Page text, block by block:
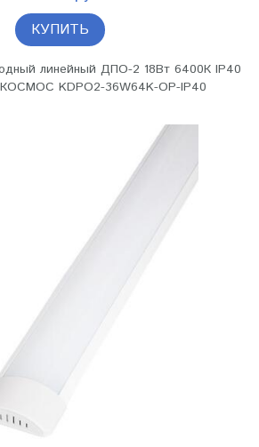
КУПИТЬ
линейный ДПО-2 18Вт 6400К IP40
KDPO2-36W64K-OP-IP40